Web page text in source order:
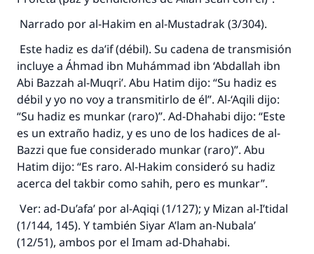
Narrado por al-Hakim en al-Mustadrak (3/304).
Este hadiz es da’if (débil). Su cadena de transmisión
incluye a Áhmad ibn Muhámmad ibn ‘Abdallah ibn
Abi Bazzah al-Muqri’. Abu Hatim dijo: “Su hadiz es
débil y yo no voy a transmitirlo de él”. Al-‘Aqili dijo:
“Su hadiz es munkar (raro)”. Ad-Dhahabi dijo: “Este
es un extraño hadiz, y es uno de los hadices de al-
Bazzi que fue considerado munkar (raro)”. Abu
Hatim dijo: “Es raro. Al-Hakim consideró su hadiz
acerca del takbir como sahih, pero es munkar”.
Ver: ad-Du’afa’ por al-Aqiqi (1/127); y Mizan al-I’tidal
(1/144, 145). Y también Siyar A’lam an-Nubala’
(12/51), ambos por el Imam ad-Dhahabi.